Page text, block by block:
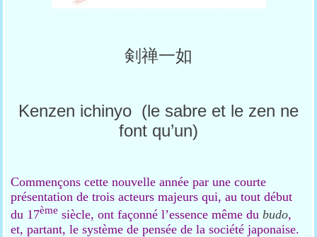
剣禅一如
Kenzen ichinyo (le sabre et le zen ne
font qu’un)
Commençons cette nouvelle année par une courte
présentation de trois acteurs majeurs qui, au tout début
du 17ème siècle, ont façonné l’essence même dubudo,
et, partant, le système de pensée de la société japonaise.